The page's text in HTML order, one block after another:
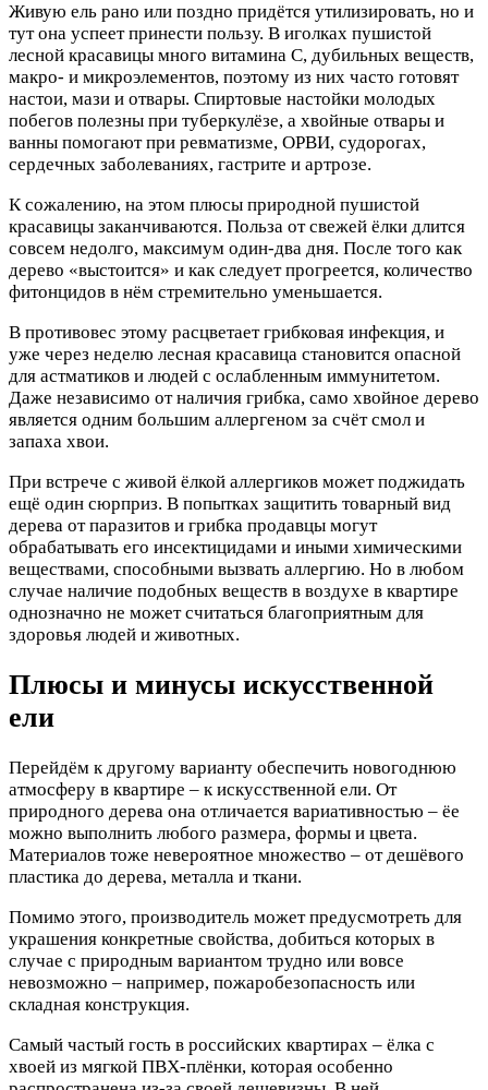
Живую ель рано или поздно придётся утилизировать, но и
тут она успеет принести пользу. В иголках пушистой
лесной красавицы много витамина С, дубильных веществ,
макро- и микроэлементов, поэтому из них часто готовят
настои, мази и отвары. Спиртовые настойки молодых
побегов полезны при туберкулёзе, а хвойные отвары и
ванны помогают при ревматизме, ОРВИ, судорогах,
сердечных заболеваниях, гастрите и артрозе.
К сожалению, на этом плюсы природной пушистой
красавицы заканчиваются. Польза от свежей ёлки длится
совсем недолго, максимум один-два дня. После того как
дерево «выстоится» и как следует прогреется, количество
фитонцидов в нём стремительно уменьшается.
В противовес этому расцветает грибковая инфекция, и
уже через неделю лесная красавица становится опасной
для астматиков и людей с ослабленным иммунитетом.
Даже независимо от наличия грибка, само хвойное дерево
является одним большим аллергеном за счёт смол и
запаха хвои.
При встрече с живой ёлкой аллергиков может поджидать
ещё один сюрприз. В попытках защитить товарный вид
дерева от паразитов и грибка продавцы могут
обрабатывать его инсектицидами и иными химическими
веществами, способными вызвать аллергию. Но в любом
случае наличие подобных веществ в воздухе в квартире
однозначно не может считаться благоприятным для
здоровья людей и животных.
Плюсы и минусы искусственной
ели
Перейдём к другому варианту обеспечить новогоднюю
атмосферу в квартире – к искусственной ели. От
природного дерева она отличается вариативностью – ёе
можно выполнить любого размера, формы и цвета.
Материалов тоже невероятное множество – от дешёвого
пластика до дерева, металла и ткани.
Помимо этого, производитель может предусмотреть для
украшения конкретные свойства, добиться которых в
случае с природным вариантом трудно или вовсе
невозможно – например, пожаробезопасность или
складная конструкция.
Самый частый гость в российских квартирах – ёлка с
хвоей из мягкой ПВХ-плёнки, которая особенно